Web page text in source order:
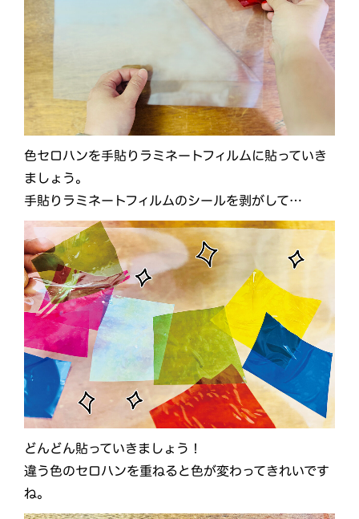
色セロハンを手貼りラミネートフィルムに貼っていき
ましょう。
手貼りラミネートフィルムのシールを剥がして…
どんどん貼っていきましょう！
違う色のセロハンを重ねると色が変わってきれいです
ね。